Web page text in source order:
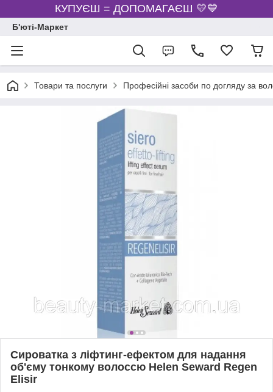
КУПУЄШ = ДОПОМАГАЄШ 💛💙
Б'юті-Маркет
Товари та послуги Професійні засоби по догляду за
Сироватка з ліфтинг-ефектом для надання
об'єму тонкому волоссю Helen Seward Regen
Elisir